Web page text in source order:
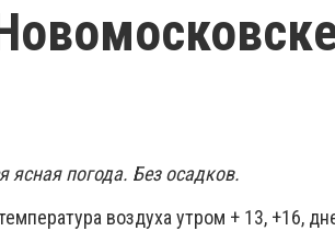
ясная погода. Без осадков.
воздуха утром + 13, +16,